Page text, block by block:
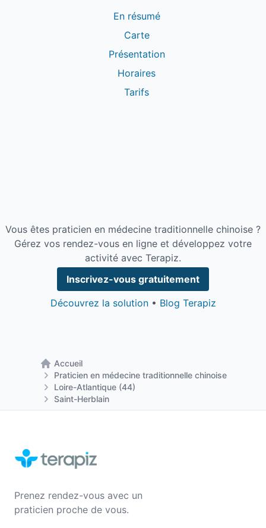
au pmus grand nombre, j'interviens aussi à
domicile sur demande et en entreprise dans le
cadre de la Qualité de Vie au Travail. Dans ce
deuxième environnement, l'idée est de proposer
En résumé
Carte
Présentation
Horaires
Tarifs
Vous êtes praticien en médecine traditionnelle chinoise ?
Gérez vos rendez-vous en ligne et développez votre
activité avec Terapiz.
Inscrivez-vous gratuitement
Découvrez la solution• Blog Terapiz
Accueil
Retour à la page d'accueil
Praticien en médecine traditionnelle chinoise
Loire-Atlantique (44)
Saint-Herblain
Prenez rendez-vous avec un
praticien proche de vous.